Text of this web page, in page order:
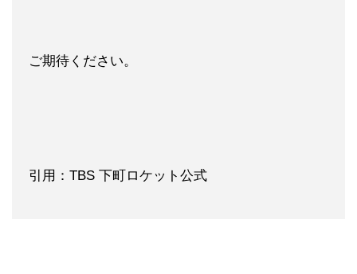
ご期待ください。
引用：TBS 下町ロケット公式